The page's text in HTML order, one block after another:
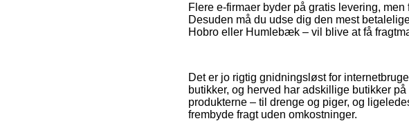
Flere e-firmaer byder på gratis levering,
Desuden må du udse dig den mest
Hobro eller Humlebæk – vil blive at få
Det er jo rigtig gnidningsløst for
butikker, og herved har adskillige butikker
produkterne – til drenge og piger, og
frembyde fragt uden omkostninger.